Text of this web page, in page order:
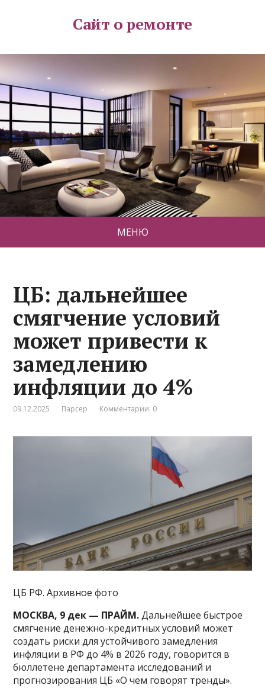
Сайт о ремонте
МЕНЮ
ЦБ: дальнейшее
смягчение условий
может привести к
замедлению
инфляции до 4%
09.12.2025 Парсер Комментарии: 0
ЦБ РФ. Архивное фото
МОСКВА, 9 дек — ПРАЙМ.Дальнейшее быстрое
смягчение денежно-кредитных условий может
создать риски для устойчивого замедления
инфляции в РФ до 4% в 2026 году, говорится в
бюллетене департамента исследований и
прогнозирования ЦБ «О чем говорят тренды».